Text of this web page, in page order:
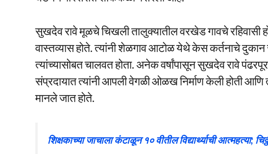
सुखदेव रावे मूळचे चिखली तालुक्यातील वरखेड गावचे रहिवासी
वास्तव्यास होते. त्यांनी शेळगाव आटोळ येथे केस कर्तनाचे
त्यांच्यासोबत चालवत होता. अनेक वर्षांपासून सुखदेव रावे
संप्रदायात त्यांनी आपली वेगळी ओळख निर्माण केली होती आणि
मानले जात होते.
शिक्षकाच्या जाचाला कंटाळून १० वीतील विद्यार्थ्याची आत्महत्या;